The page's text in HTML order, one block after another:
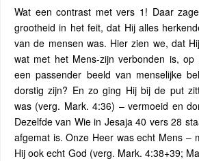
Wat een contrast met vers 1! Daar
grootheid in het feit, dat Hij alles
van de mensen was. Hier zien we, dat
wat met het Mens-zijn verbonden is,
een passender beeld van menselijke
dorstig zijn? En zo ging Hij bij de put
was (verg. Mark. 4:36) – vermoeid en
Dezelfde van Wie in Jesaja 40 vers 28
afgemat is. Onze Heer was echt Mens –
Hij ook echt God (verg. Mark. 4:38+39;